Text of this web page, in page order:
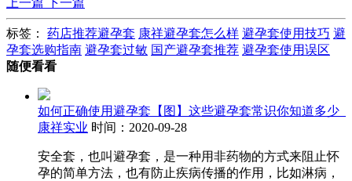
标签： 药店推荐避孕套 康祥避孕套怎么样 避孕套使用技巧 避
孕套选购指南 避孕套过敏 国产避孕套推荐 避孕套使用误区
随便看看
如何正确使用避孕套【图】这些避孕套常识你知道多少_
康祥实业 时间：2020-09-28
安全套，也叫避孕套，是一种用非药物的方式来阻止怀
孕的简单方法，也有防止疾病传播的作用，比如淋病，